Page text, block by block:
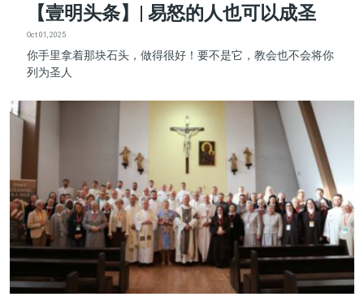
【壹明头条】| 易怒的人也可以成圣
Oct 01, 2025
你手里拿着那块石头，做得很好！要不是它，教会也不会将你
列为圣人